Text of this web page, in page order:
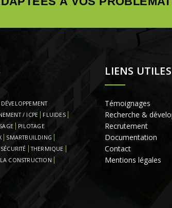
DÉVELOPPEMENT
/ ICPE
FLUIDES
PILOTAGE
SMARTBUILDING
THERMIQUE
CONSTRUCTION
LIENS UTILES
Témoignages
Recherche &
Recrutement
Documentation
Contact
Mentions légales